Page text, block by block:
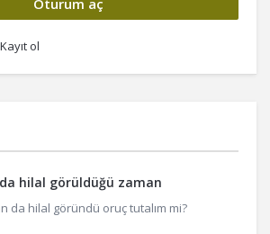
Kayıt ol
hilal görüldüğü zaman
da hilal göründü oruç tutalım mi?